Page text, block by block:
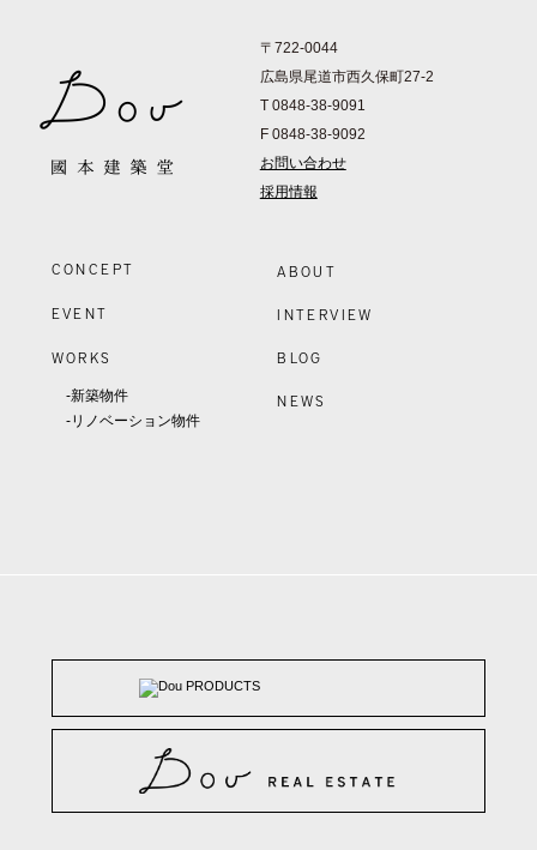
〒722-0044
広島県尾道市西久保町27-2
T 0848-38-9091
F 0848-38-9092
お問い合わせ
採用情報
CONCEPT
EVENT
WORKS
-新築物件
-リノベーション物件
ABOUT
INTERVIEW
BLOG
NEWS